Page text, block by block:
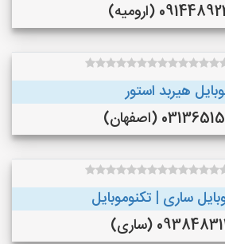
(ارومیه)
هیربد استور
(اصفهان)
ساری | تکنوموبایل
(ساری)